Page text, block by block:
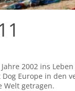
Jahre 2002 ins
Europe in den
Welt getragen.